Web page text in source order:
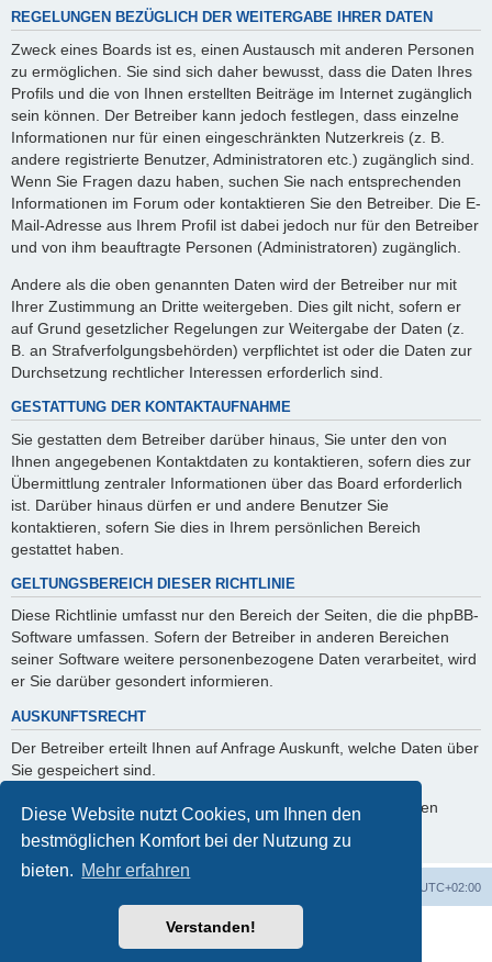
Diese Website nutzt Cookies, um Ihnen den
bestmöglichen Komfort bei der Nutzung zu
bieten. Mehr erfahren
Verstanden!
REGELUNGEN BEZÜGLICH DER WEITERGABE IHRER DATEN
Zweck eines Boards ist es, einen Austausch mit anderen Personen
zu ermöglichen. Sie sind sich daher bewusst, dass die Daten Ihres
Profils und die von Ihnen erstellten Beiträge im Internet zugänglich
sein können. Der Betreiber kann jedoch festlegen, dass einzelne
Informationen nur für einen eingeschränkten Nutzerkreis (z. B.
andere registrierte Benutzer, Administratoren etc.) zugänglich sind.
Wenn Sie Fragen dazu haben, suchen Sie nach entsprechenden
Informationen im Forum oder kontaktieren Sie den Betreiber. Die E-
Mail-Adresse aus Ihrem Profil ist dabei jedoch nur für den Betreiber
und von ihm beauftragte Personen (Administratoren) zugänglich.
Andere als die oben genannten Daten wird der Betreiber nur mit
Ihrer Zustimmung an Dritte weitergeben. Dies gilt nicht, sofern er
auf Grund gesetzlicher Regelungen zur Weitergabe der Daten (z.
B. an Strafverfolgungsbehörden) verpflichtet ist oder die Daten zur
Durchsetzung rechtlicher Interessen erforderlich sind.
GESTATTUNG DER KONTAKTAUFNAHME
Sie gestatten dem Betreiber darüber hinaus, Sie unter den von
Ihnen angegebenen Kontaktdaten zu kontaktieren, sofern dies zur
Übermittlung zentraler Informationen über das Board erforderlich
ist. Darüber hinaus dürfen er und andere Benutzer Sie
kontaktieren, sofern Sie dies in Ihrem persönlichen Bereich
gestattet haben.
GELTUNGSBEREICH DIESER RICHTLINIE
Diese Richtlinie umfasst nur den Bereich der Seiten, die die phpBB-
Software umfassen. Sofern der Betreiber in anderen Bereichen
seiner Software weitere personenbezogene Daten verarbeitet, wird
er Sie darüber gesondert informieren.
AUSKUNFTSRECHT
Der Betreiber erteilt Ihnen auf Anfrage Auskunft, welche Daten über
Sie gespeichert sind.
Sie können jederzeit die Löschung bzw. Sperrung Ihrer Daten
verlangen. Kontaktieren Sie hierzu bitte den Betreiber.
UTC+02:00
Powered byphpBB® Forum Software © phpBB Limited
phpBB.de